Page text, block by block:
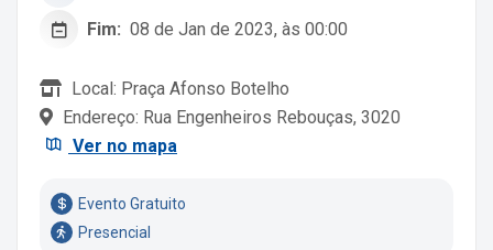
Fim: 08 de Jan de 2023, às 00:00
Local: Praça Afonso Botelho
Endereço: Rua Engenheiros Rebouças, 3020
Ver no mapa
Evento Gratuito
Presencial